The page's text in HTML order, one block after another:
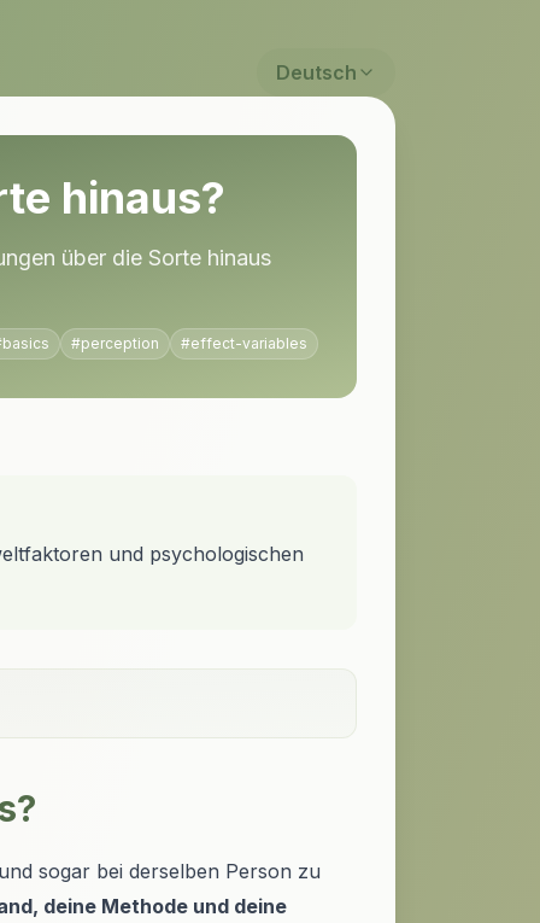
Deutsch
hinaus?
über die Sorte hinaus
basics #perception #effect-variables
und psychologischen
sogar bei derselben Person zu
deine Methode und deine